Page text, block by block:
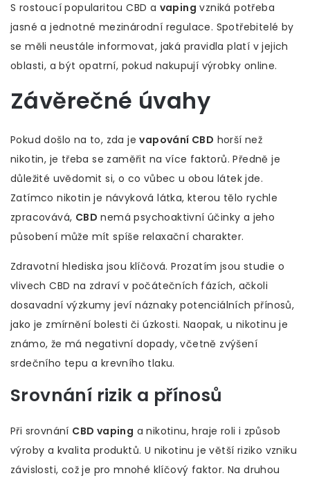
S rostoucí popularitou CBD a vaping vzniká potřeba
jasné a jednotné mezinárodní regulace. Spotřebitelé by
se měli neustále informovat, jaká pravidla platí v jejich
oblasti, a být opatrní, pokud nakupují výrobky online.
Závěrečné úvahy
Pokud došlo na to, zda jevapování CBD horší než
nikotin, je třeba se zaměřit na více faktorů. Předně je
důležité uvědomit si, o co vůbec u obou látek jde.
Zatímco nikotin je návyková látka, kterou tělo rychle
zpracovává, CBD nemá psychoaktivní účinky a jeho
působení může mít spíše relaxační charakter.
Zdravotní hlediska jsou klíčová. Prozatím jsou studie o
vlivech CBD na zdraví v počátečních fázích, ačkoli
dosavadní výzkumy jeví náznaky potenciálních přínosů,
jako je zmírnění bolesti či úzkosti. Naopak, u nikotinu je
známo, že má negativní dopady, včetně zvýšení
srdečního tepu a krevního tlaku.
Srovnání rizik a přínosů
Při srovnání CBD vaping a nikotinu, hraje roli i způsob
výroby a kvalita produktů. U nikotinu je větší riziko vzniku
závislosti, což je pro mnohé klíčový faktor. Na druhou